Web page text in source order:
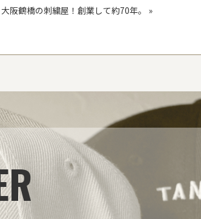
大阪鶴橋の刺繍屋！創業して約70年。 »